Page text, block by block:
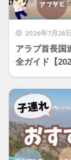
2026年7月28日
アラブ首長国
全ガイド【